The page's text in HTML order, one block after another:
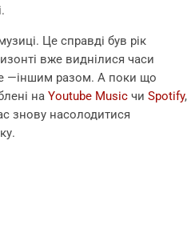
Це справді був рік
вже виднілися часи
—іншим разом. А поки що
на Youtube Music чи Spotify,
знову насолодитися